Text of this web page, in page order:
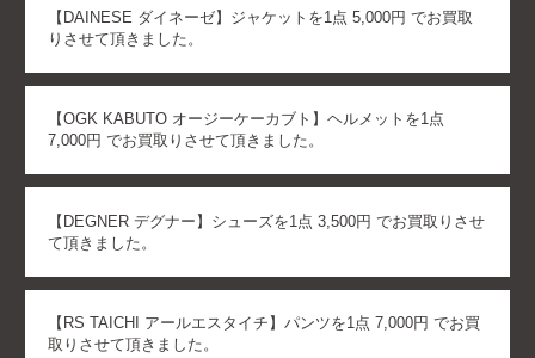
【DAINESE ダイネーゼ】ジャケットを1点 5,000円 でお買取
りさせて頂きました。
【OGK KABUTO オージーケーカブト】ヘルメットを1点
7,000円 でお買取りさせて頂きました。
【DEGNER デグナー】シューズを1点 3,500円 でお買取りさせ
て頂きました。
【RS TAICHI アールエスタイチ】パンツを1点 7,000円 でお買
取りさせて頂きました。